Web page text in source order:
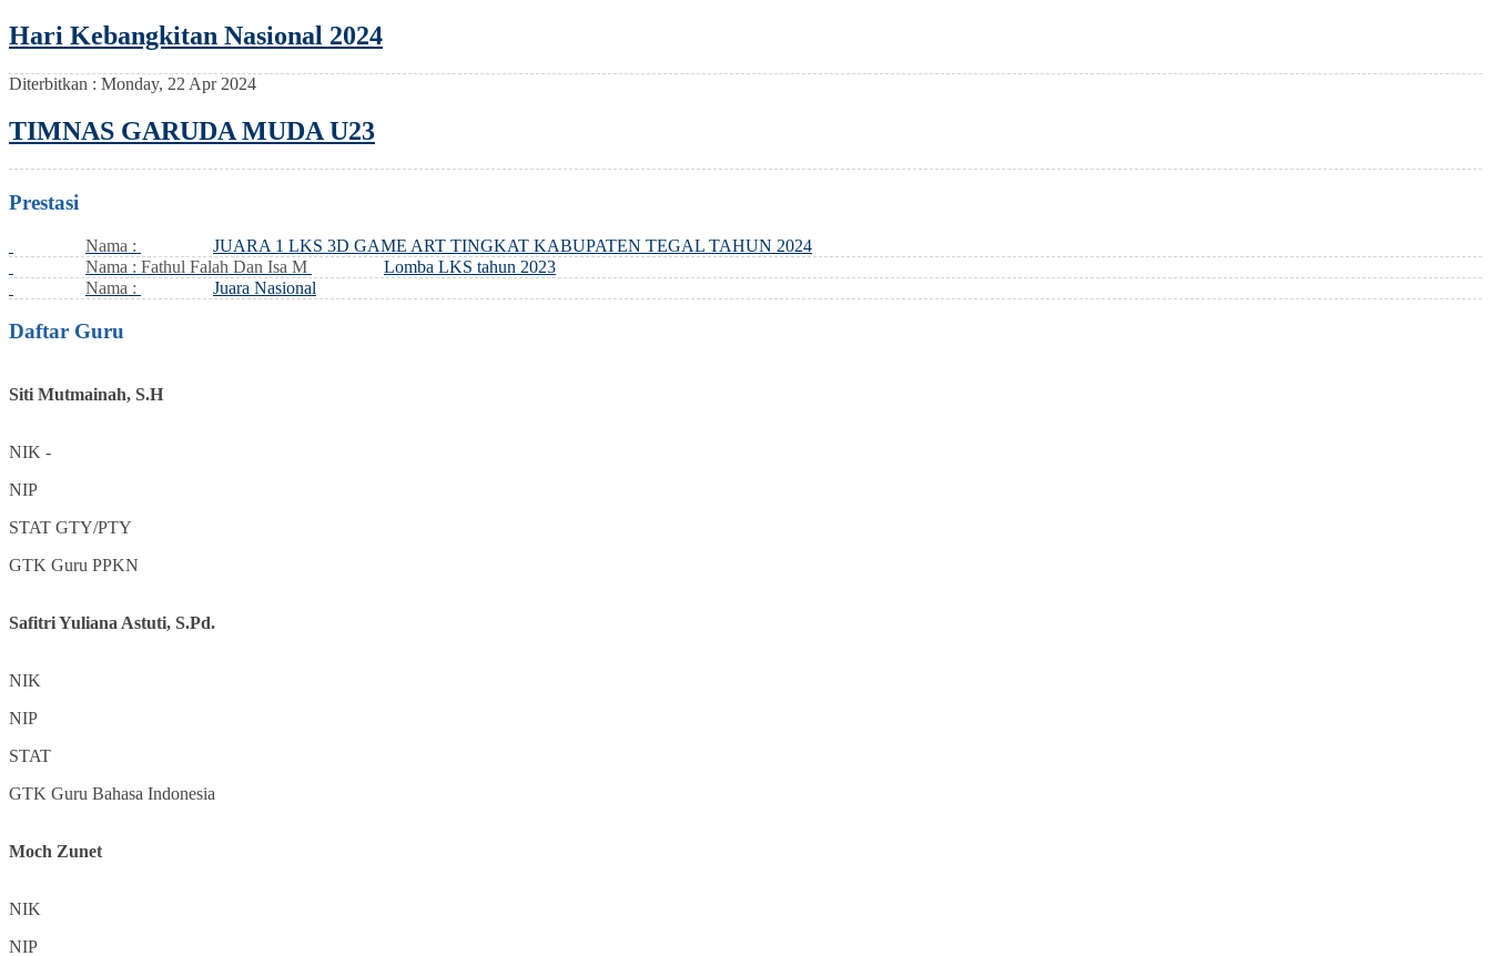
Hari Kebangkitan Nasional 2024
Diterbitkan : Monday, 22 Apr 2024
TIMNAS GARUDA MUDA U23
Prestasi
Nama :
JUARA 1 LKS 3D GAME ART TINGKAT KABUPATEN TEGAL TAHUN 2024
Nama : Fathul Falah Dan Isa M
Lomba LKS tahun 2023
Nama :
Juara Nasional
Daftar Guru
Siti Mutmainah, S.H
NIK -
NIP
STAT GTY/PTY
GTK Guru PPKN
Safitri Yuliana Astuti, S.Pd.
NIK
NIP
STAT
GTK Guru Bahasa Indonesia
Moch Zunet
NIK
NIP